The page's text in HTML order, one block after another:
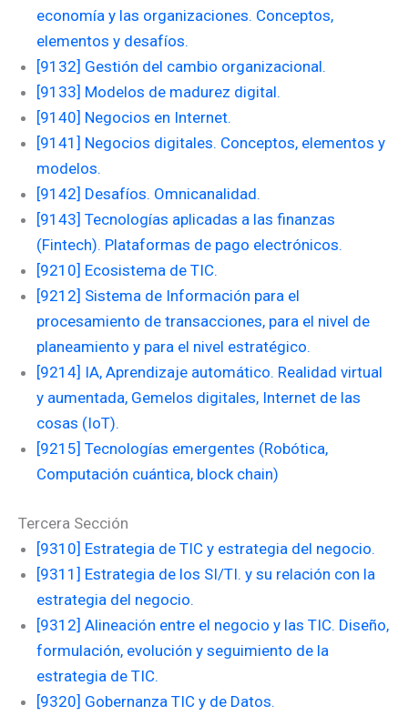
economía y las organizaciones. Conceptos,
elementos y desafíos.
[9132] Gestión del cambio organizacional.
[9133] Modelos de madurez digital.
[9140] Negocios en Internet.
[9141] Negocios digitales. Conceptos, elementos y
modelos.
[9142] Desafíos. Omnicanalidad.
[9143] Tecnologías aplicadas a las finanzas
(Fintech). Plataformas de pago electrónicos.
[9210] Ecosistema de TIC.
[9212] Sistema de Información para el
procesamiento de transacciones, para el nivel de
planeamiento y para el nivel estratégico.
[9214] IA, Aprendizaje automático. Realidad virtual
y aumentada, Gemelos digitales, Internet de las
cosas (IoT).
[9215] Tecnologías emergentes (Robótica,
Computación cuántica, block chain)
Tercera Sección
[9310] Estrategia de TIC y estrategia del negocio.
[9311] Estrategia de los SI/TI. y su relación con la
estrategia del negocio.
[9312] Alineación entre el negocio y las TIC. Diseño,
formulación, evolución y seguimiento de la
estrategia de TIC.
[9320] Gobernanza TIC y de Datos.